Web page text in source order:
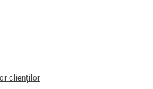
clienților